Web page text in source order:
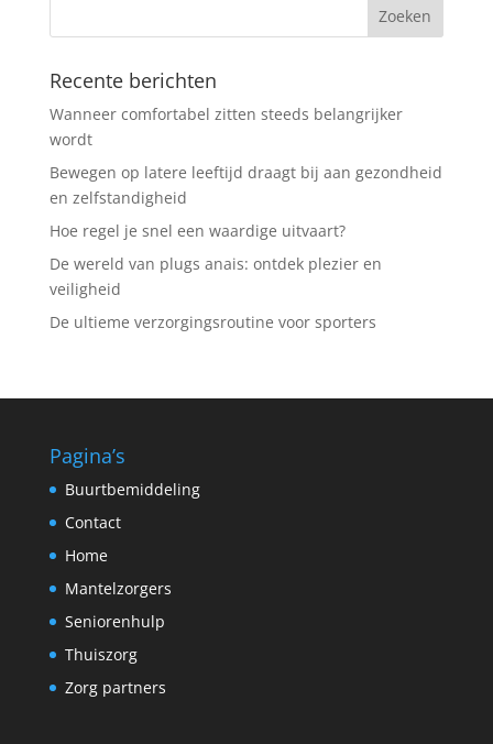
Recente berichten
Wanneer comfortabel zitten steeds belangrijker
wordt
Bewegen op latere leeftijd draagt bij aan gezondheid
en zelfstandigheid
Hoe regel je snel een waardige uitvaart?
De wereld van plugs anais: ontdek plezier en
veiligheid
De ultieme verzorgingsroutine voor sporters
Pagina’s
Buurtbemiddeling
Contact
Home
Mantelzorgers
Seniorenhulp
Thuiszorg
Zorg partners